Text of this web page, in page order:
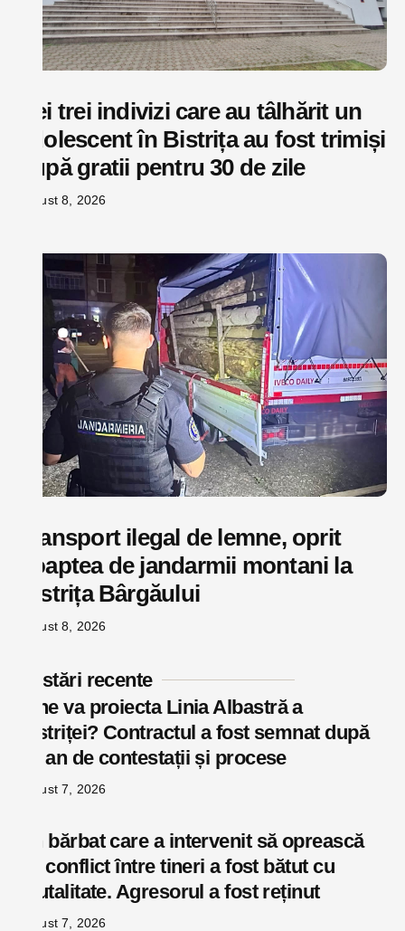
Cei trei indivizi care au tâlhărit un
adolescent în Bistrița au fost trimiși
după gratii pentru 30 de zile
august 8, 2026
Transport ilegal de lemne, oprit
noaptea de jandarmii montani la
Bistrița Bârgăului
august 8, 2026
Postări recente
Cine va proiecta Linia Albastră a
Bistriței? Contractul a fost semnat după
un an de contestații și procese
august 7, 2026
Un bărbat care a intervenit să oprească
un conflict între tineri a fost bătut cu
brutalitate. Agresorul a fost reținut
august 7, 2026